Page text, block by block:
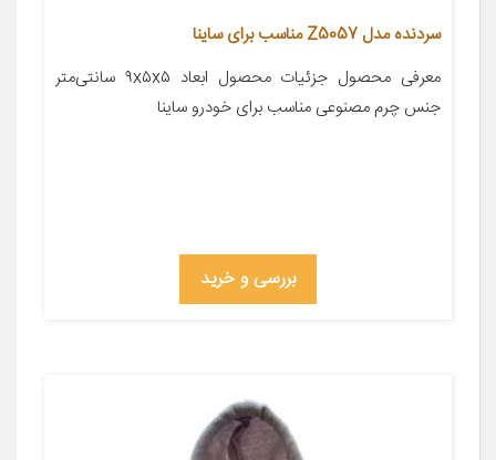
سردنده مدل Z5057 مناسب برای ساینا
معرفی محصول جزئیات محصول ابعاد ۹x۵x۵ سانتی‌متر
جنس چرم مصنوعی مناسب برای خودرو ساینا
بررسی و خرید